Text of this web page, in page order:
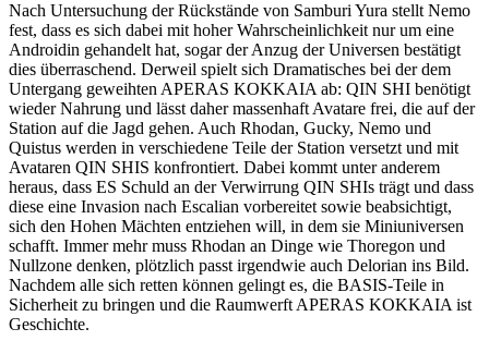
Nach Untersuchung der Rückstände von Samburi Yura stellt Nemo
fest, dass es sich dabei mit hoher Wahrscheinlichkeit nur um eine
Androidin gehandelt hat, sogar der Anzug der Universen bestätigt
dies überraschend. Derweil spielt sich Dramatisches bei der dem
Untergang geweihten APERAS KOKKAIA ab: QIN SHI benötigt
wieder Nahrung und lässt daher massenhaft Avatare frei, die auf der
Station auf die Jagd gehen. Auch Rhodan, Gucky, Nemo und
Quistus werden in verschiedene Teile der Station versetzt und mit
Avataren QIN SHIS konfrontiert. Dabei kommt unter anderem
heraus, dass ES Schuld an der Verwirrung QIN SHIs trägt und dass
diese eine Invasion nach Escalian vorbereitet sowie beabsichtigt,
sich den Hohen Mächten entziehen will, in dem sie Miniuniversen
schafft. Immer mehr muss Rhodan an Dinge wie Thoregon und
Nullzone denken, plötzlich passt irgendwie auch Delorian ins Bild.
Nachdem alle sich retten können gelingt es, die BASIS-Teile in
Sicherheit zu bringen und die Raumwerft APERAS KOKKAIA ist
Geschichte.